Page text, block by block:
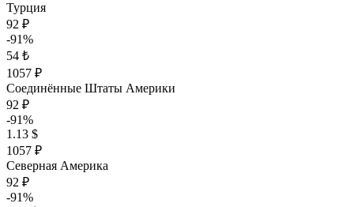
Турция
92 ₽
-91%
54 ₺
1057 ₽
Соединённые Штаты Америки
92 ₽
-91%
1.13 $
1057 ₽
Северная Америка
92 ₽
-91%